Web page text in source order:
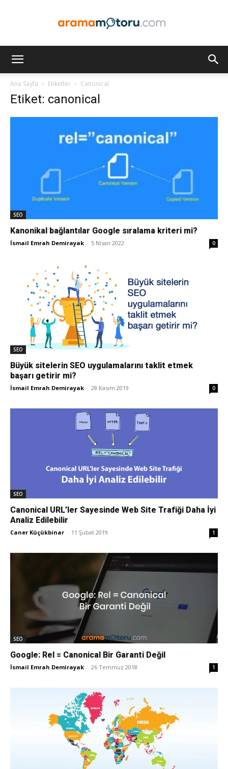
Optimizasyonu
Pazarlaması
SEO,
ASO,
Tasarım,
Ana Sayfa Etiketler Canonical
Etiket: canonical
SEO
Kanonikal bağlantılar Google sıralama kriteri mi?
İsmail Emrah Demirayak - 5 Nisan 2022 0
SEO
Büyük sitelerin SEO uygulamalarını taklit etmek
başarı getirir mi?
İsmail Emrah Demirayak - 28 Kasım 2019 0
SEO
Canonical URL’ler Sayesinde Web Site Trafiği Daha İyi
Analiz Edilebilir
Caner Küçükbinar - 11 Şubat 2019 1
SEO
Google: Rel = Canonical Bir Garanti Değil
İsmail Emrah Demirayak - 26 Temmuz 2018 1